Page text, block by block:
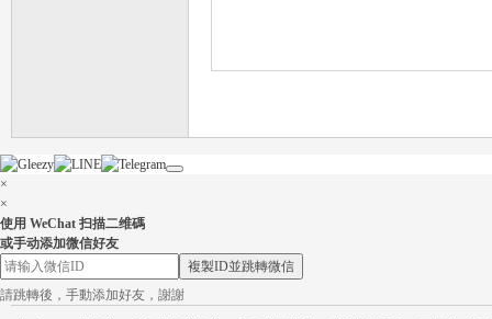
×
×
使用 WeChat 扫描二维碼
或手动添加微信好友
複製ID並跳轉微信
請跳轉後，手動添加好友，謝謝